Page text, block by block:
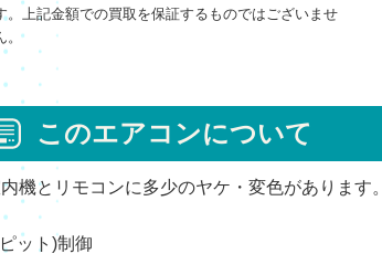
。上記金額での買取を保証するものではございませ
。
このエアコンについて
機とリモコンに多少のヤケ・変色があります。
ット)制御